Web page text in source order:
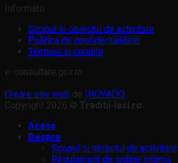
Informatii
Scopul si obiectul de activitate
Politica de confidentialitate
Termeni si conditii
e-consultare.gov.ro
Creare site web de
INOVADO
Copyright 2026 © Traditii-Iasi.ro
Acasa
Despre
Scopul si obiectul de activitate
Regulament de ordine internă